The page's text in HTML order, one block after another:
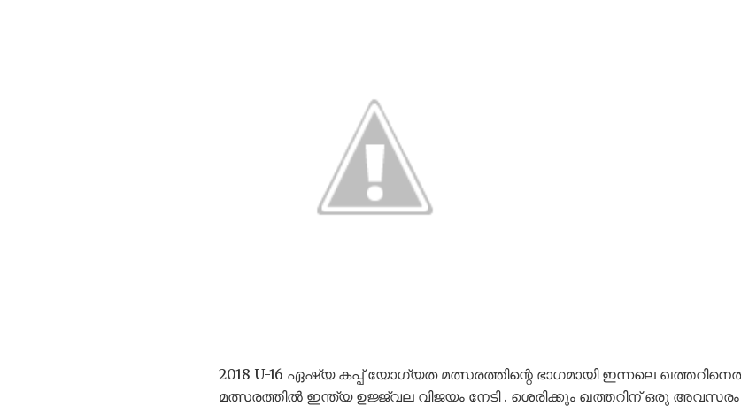
2018 U-16 ഏഷ്യ കപ്പ് യോഗ്യത മത്സരത്തിന്റെ ഭാഗമായി ഇന്നലെ
മത്സരത്തിൽ ഇന്ത്യ ഉജ്ജ്വല വിജയം നേടി . ശെരിക്കും ഖത്തറിന് ഒരു